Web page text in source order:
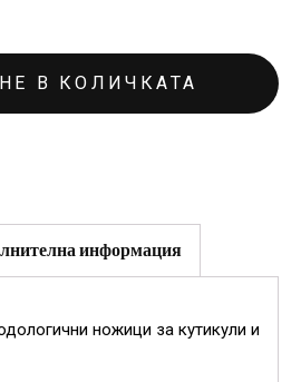
В КОЛИЧКАТА
информация
ножици за кутикули и